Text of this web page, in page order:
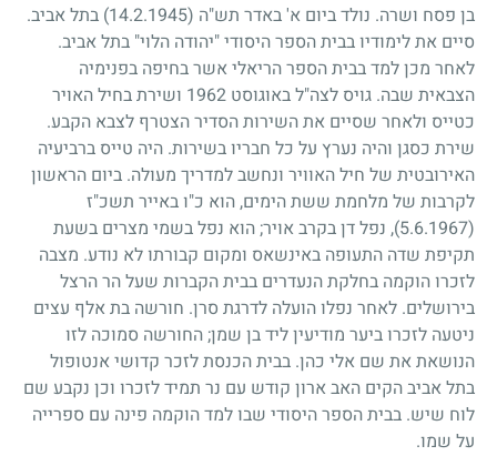
בן פסח ושרה. נולד ביום א' באדר תש"ה 14.2.1945)) בתל אביב.
סיים את לימודיו בבית הספר היסודי "יהודה הלוי" בתל אביב.
לאחר מכן למד בבית הספר הריאלי אשר בחיפה בפנימיה
הצבאית שבה. גויס לצה"ל באוגוסט 1962 ושירת בחיל האויר
כטייס ולאחר שסיים את השירות הסדיר הצטרף לצבא הקבע.
שירת כסגן והיה נערץ על כל חבריו בשירות. היה טייס ברביעיה
האירובטית של חיל האוויר ונחשב למדריך מעולה. ביום הראשון
לקרבות של מלחמת ששת הימים, הוא כ"ו באייר תשכ"ז
5.6.1967)), נפל דן בקרב אויר; הוא נפל בשמי מצרים בשעת
תקיפת שדה התעופה באינשאס ומקום קבורתו לא נודע. מצבה
לזכרו הוקמה בחלקת הנעדרים בבית הקברות שעל הר הרצל
בירושלים. לאחר נפלו הועלה לדרגת סרן. חורשה בת אלף עצים
ניטעה לזכרו ביער מודיעין ליד בן שמן; החורשה סמוכה לזו
הנושאת את שם אלי כהן. בבית הכנסת לזכר קדושי אנטופול
בתל אביב הקים האב ארון קודש עם נר תמיד לזכרו וכן נקבע שם
לוח שיש. בבית הספר היסודי שבו למד הוקמה פינה עם ספרייה
על שמו.